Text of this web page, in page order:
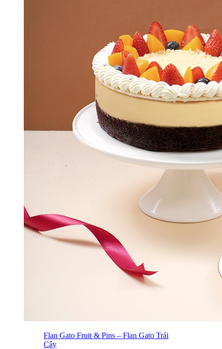
Flan Gato Fruit & Pins – Flan Gato Trái
Cây